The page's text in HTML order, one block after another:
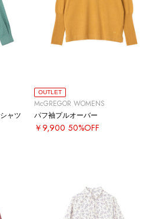
ャツ
OUTLET
McGREGOR WOMENS
パフ袖プルオーバー
￥9,900 50%OFF